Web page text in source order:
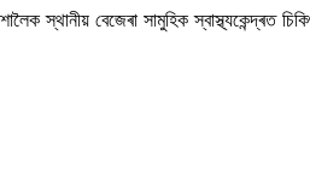
স্থানীয় বেজেৰা সামুহিক স্বাস্থ্যকেন্দ্ৰত